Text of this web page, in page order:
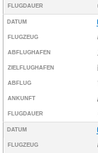
FLUGDAUER
DATUM
FLUGZEUG
ABFLUGHAFEN
ZIELFLUGHAFEN
ABFLUG
ANKUNFT
FLUGDAUER
DATUM
FLUGZEUG